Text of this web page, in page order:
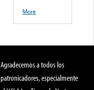
More
Agradecemos a todos los
patronicadores, especialmente